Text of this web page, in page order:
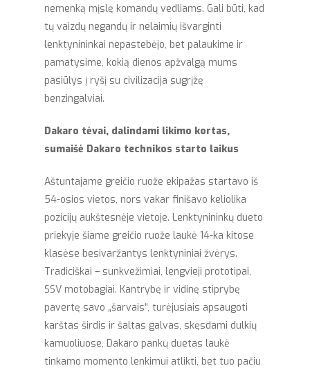
nemenką mįslę komandų vedliams. Gali būti, kad
tų vaizdų negandų ir nelaimių išvarginti
lenktynininkai nepastebėjo, bet palaukime ir
pamatysime, kokią dienos apžvalgą mums
pasiūlys į ryšį su civilizacija sugrįžę
benzingalviai.
Dakaro tėvai, dalindami likimo kortas,
sumaišė Dakaro technikos starto laikus
Aštuntajame greičio ruože ekipažas startavo iš
54-osios vietos, nors vakar finišavo keliolika
pozicijų aukštesnėje vietoje. Lenktynininkų dueto
priekyje šiame greičio ruože laukė 14-ka kitose
klasėse besivaržantys lenktyniniai žvėrys.
Tradiciškai – sunkvežimiai, lengvieji prototipai,
SSV motobagiai. Kantrybę ir vidinę stiprybę
pavertę savo „šarvais“, turėjusiais apsaugoti
karštas širdis ir šaltas galvas, skęsdami dulkių
kamuoliuose, Dakaro pankų duetas laukė
tinkamo momento lenkimui atlikti, bet tuo pačiu